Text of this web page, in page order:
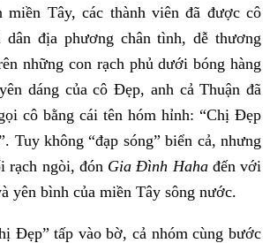
miền Tây, các thành viên đã được cô
địa phương chân tình, dễ thương
những con rạch phủ dưới bóng hàng
dáng của cô Đẹp, anh cả Thuận đã
cô bằng cái tên hóm hỉnh: “Chị Đẹp
Tuy không “đạp sóng” biển cả, nhưng
rạch ngòi, đón Gia Đình Hahađến với
yên bình của miền Tây sông nước.
Đẹp” tấp vào bờ, cả nhóm cùng bước